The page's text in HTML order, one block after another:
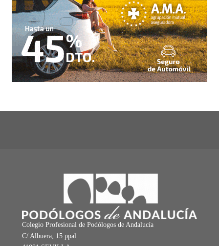
Colegio Profesional de Podólogos de Andalucía
C/ Albuera, 15 ppal